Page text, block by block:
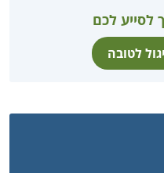
לסייע לכם
לטובה